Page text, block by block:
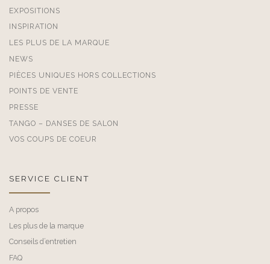
EXPOSITIONS
INSPIRATION
LES PLUS DE LA MARQUE
NEWS
PIÈCES UNIQUES HORS COLLECTIONS
POINTS DE VENTE
PRESSE
TANGO – DANSES DE SALON
VOS COUPS DE COEUR
SERVICE CLIENT
A propos
Les plus de la marque
Conseils d’entretien
FAQ